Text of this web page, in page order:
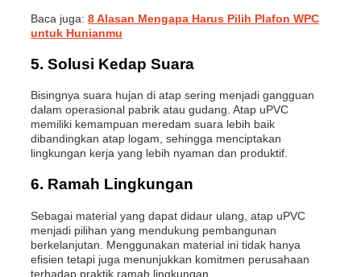
Baca juga: 8 Alasan Mengapa Harus Pilih Plafon WPC
untuk Hunianmu
5. Solusi Kedap Suara
Bisingnya suara hujan di atap sering menjadi gangguan
dalam operasional pabrik atau gudang. Atap uPVC
memiliki kemampuan meredam suara lebih baik
dibandingkan atap logam, sehingga menciptakan
lingkungan kerja yang lebih nyaman dan produktif.
6. Ramah Lingkungan
Sebagai material yang dapat didaur ulang, atap uPVC
menjadi pilihan yang mendukung pembangunan
berkelanjutan. Menggunakan material ini tidak hanya
efisien tetapi juga menunjukkan komitmen perusahaan
terhadap praktik ramah lingkungan.